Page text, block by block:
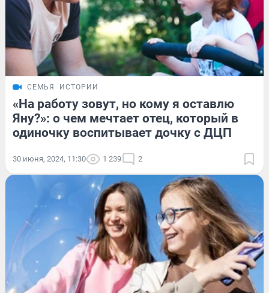
СЕМЬЯ ИСТОРИИ
«На работу зовут, но кому я оставлю
Яну?»: о чем мечтает отец, который в
одиночку воспитывает дочку с ДЦП
30 июня, 2024, 11:30 1 239 2